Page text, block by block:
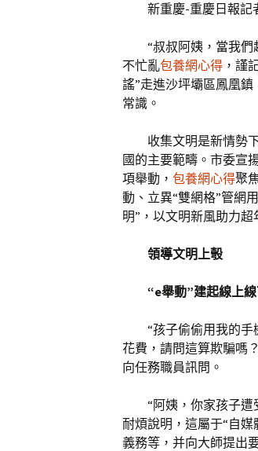
新重慶-重慶日報記
“叔叔阿姨，當我
不忙亂包養網心得 ，謹
謠”走進沙坪壩區鳳凰
常識。
收集文明是新情勢
國的主要範疇。市委宣
項舉動， 包養網心得聚
動、立異“雙網格”管網
明”，以文明新風助力超
領導文明上彀
“e舉動”建起線上
“孩子偷偷用我的手
花費，請問這算欺騙嗎
向任務職員訊問。
“阿姨，你家孩子遭
耐煩說明，這屬于“自
義務等，并向大師提出